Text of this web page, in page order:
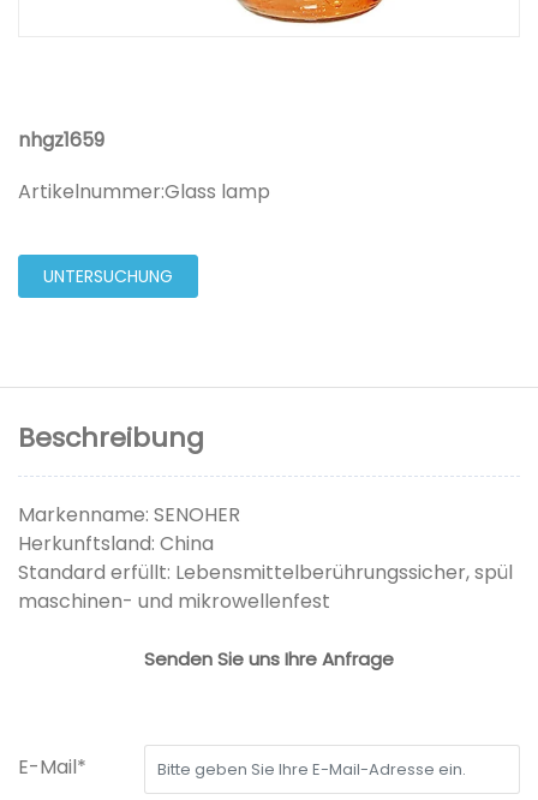
nhgz1659
Artikelnummer:Glass lamp
UNTERSUCHUNG
Beschreibung
Markenname: SENOHER
Herkunftsland: China
Standard erfüllt: Lebensmittelberührungssicher, spül
maschinen- und mikrowellenfest
Senden Sie uns Ihre Anfrage
E-Mail*